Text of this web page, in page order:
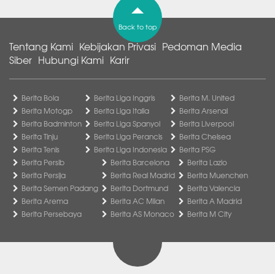
Back to top
Tentang Kami Kebijakan Privasi Pedoman Media
Siber Hubungi Kami Karir
Berita Bola
Berita Motogp
Berita Badminton
Berita Tinju
Berita Tenis
Berita Liga Inggris
Berita Liga Italia
Berita Liga Spanyol
Berita Liga Perancis
Berita Liga Indonesia
Berita M. United
Berita Arsenal
Berita Liverpool
Berita Chelsea
Berita PSG
Berita Persib
Berita Persija
Berita Semen Padang
Berita Arema
Berita Persebaya
Berita Barcelona
Berita Real Madrid
Berita Dortmund
Berita AC Milan
Berita AS Monaco
Berita Lazio
Berita Muenchen
Berita Valencia
Berita A Madrid
Berita M City